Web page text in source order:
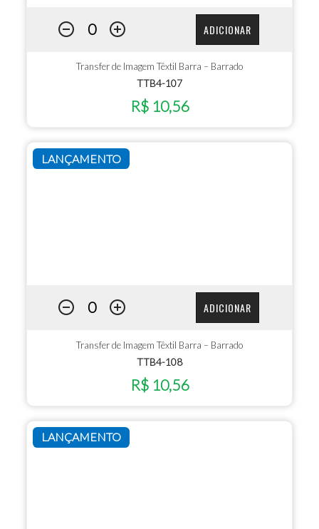
ADICIONAR
Transfer de Imagem Têxtil Barra – Barrado
TTB4-107
R$ 10,56
LANÇAMENTO
ADICIONAR
Transfer de Imagem Têxtil Barra – Barrado
TTB4-108
R$ 10,56
LANÇAMENTO